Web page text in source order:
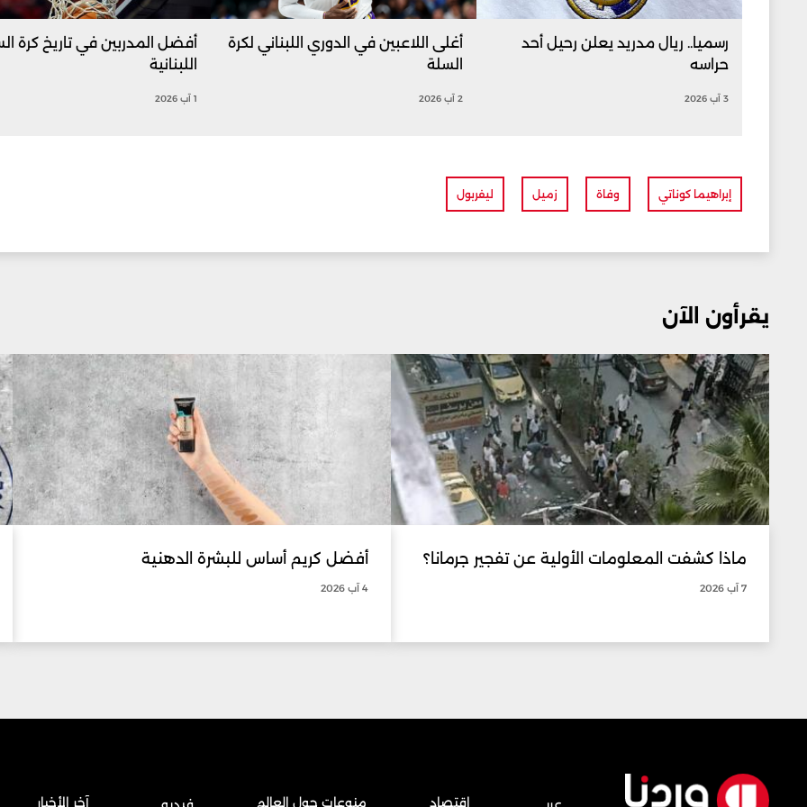
رسميا.. ريال مدريد يعلن رحيل أحد
حراسه
3 آب 2026
أغلى اللاعبين في الدوري اللبناني لكرة
السلة
2 آب 2026
أفضل المدربين في تاريخ كرة
اللبنانية
1 آب 2026
إبراهيما كوناتي وفاة زميل ليفربول
يقرأون الآن
ماذا كشفت المعلومات الأولية عن تفجير جرمانا؟
7 آب 2026
أفضل كريم أساس للبشرة الدهنية
4 آب 2026
إقتصاد منوعات حول العالم آخر الأخبار